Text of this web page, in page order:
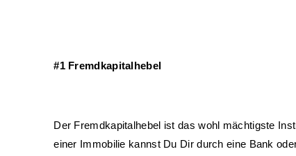
#1 Fremdkapitalhebel
Der Fremdkapitalhebel ist das wohl mächtigste
einer Immobilie kannst Du Dir durch eine Bank